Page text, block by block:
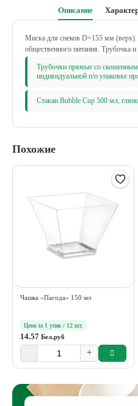
Описание
Миска для снеков D=155 мм
общественного питания. Трубочка и
Трубочки прямые со
индивидуальной п/п упаковке
Стакан Bubble Cup 500 мл,
Похожие
Чашка «Пагода» 150 мл
Цена за 1 упак / 12 шт.
14.57 Бел.руб
- +